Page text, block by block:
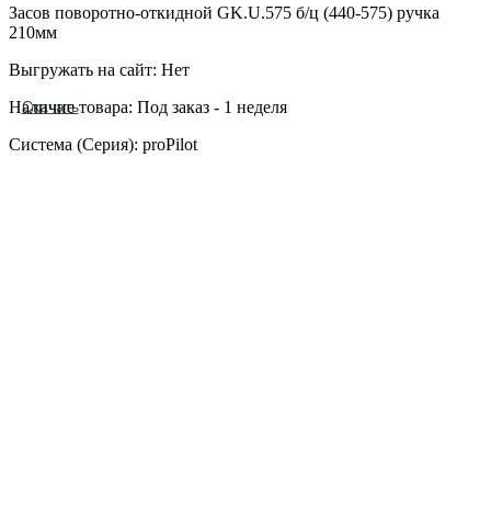
Скачать
Засов поворотно-откидной GK.U.575 б/ц (440-575) ручка
210мм
Выгружать на сайт: Нет
Наличие товара: Под заказ - 1 неделя
Система (Серия): proPilot